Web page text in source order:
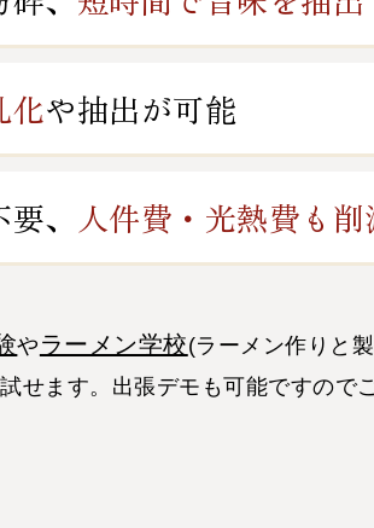
化や抽出が可能
、 人件費・光熱費も削
や ラーメン学校(ラーメン作りと
せます。出張デモも可能ですので